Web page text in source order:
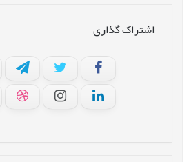
اشتراک گذاری